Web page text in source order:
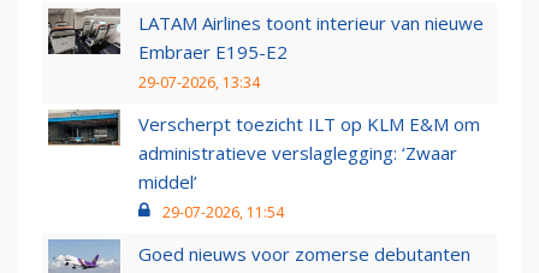
LATAM Airlines toont interieur van nieuwe
Embraer E195-E2
29-07-2026, 13:34
Verscherpt toezicht ILT op KLM E&M om
administratieve verslaglegging: ‘Zwaar
middel’
29-07-2026, 11:54
Goed nieuws voor zomerse debutanten